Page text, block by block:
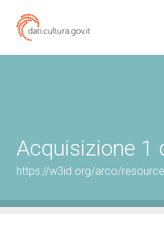
Acquisizione 1
https://w3id.org/arco/